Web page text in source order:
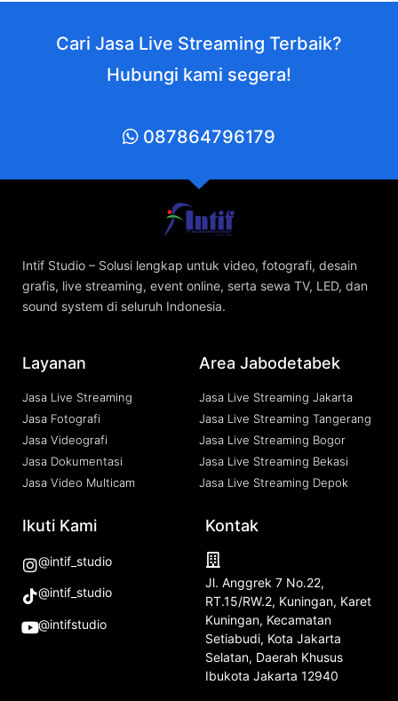
Cari Jasa Live Streaming Terbaik?
Hubungi kami segera!
087864796179
Intif Studio – Solusi lengkap untuk video, fotografi, desain
grafis, live streaming, event online, serta sewa TV, LED, dan
sound system di seluruh Indonesia.
Layanan
Jasa Live Streaming
Jasa Fotografi
Jasa Videografi
Jasa Dokumentasi
Jasa Video Multicam
Area Jabodetabek
Jasa Live Streaming Jakarta
Jasa Live Streaming Tangerang
Jasa Live Streaming Bogor
Jasa Live Streaming Bekasi
Jasa Live Streaming Depok
Ikuti Kami
@intif_studio
@intif_studio
@intifstudio
Kontak
Jl. Anggrek 7 No.22,
RT.15/RW.2, Kuningan, Karet
Kuningan, Kecamatan
Setiabudi, Kota Jakarta
Selatan, Daerah Khusus
Ibukota Jakarta 12940